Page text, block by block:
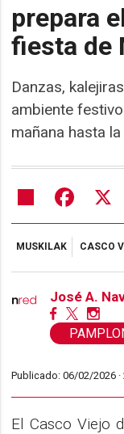
prepara
fiesta de
Danzas,
ambiente
mañana hasta
Share
MUSKILAK CASCO
José A.
Publicado: 06/02/2026 ·
El Casco Viejo